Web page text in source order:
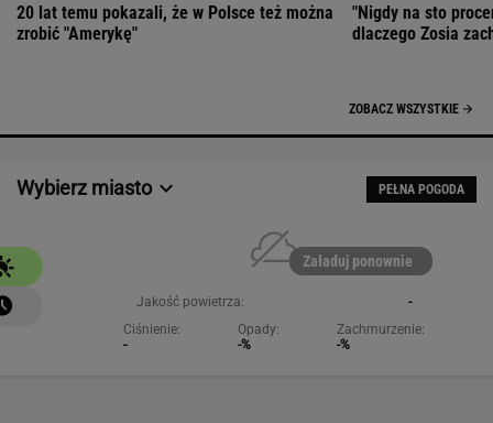
20 lat temu pokazali, że w Polsce też można
zrobić "Amerykę"
"Nigdy na sto
dlaczego Zosia
ZOBACZ WSZYSTKIE
Wybierz miasto PEŁNA POGODA
Załaduj ponownie
Jakość powietrza:
-
Ciśnienie:
-
Opady:
-%
Zachmurzenie:
-%